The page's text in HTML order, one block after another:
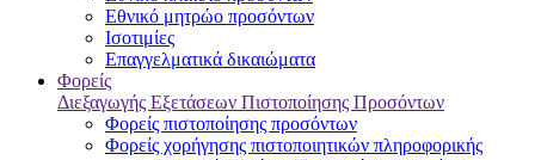
Εθνικό μητρώο προσόντων
Ισοτιμίες
Επαγγελματικά δικαιώματα
Φορείς
Διεξαγωγής Εξετάσεων Πιστοποίησης Προσόντων
Φορείς πιστοποίησης προσόντων
Φορείς χορήγησης πιστοποιητικών πληροφορικής